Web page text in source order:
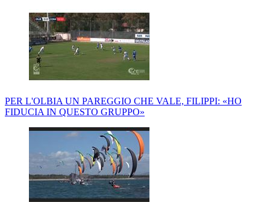
PER L'OLBIA UN PAREGGIO CHE VALE, FILIPPI: «HO
FIDUCIA IN QUESTO GRUPPO»